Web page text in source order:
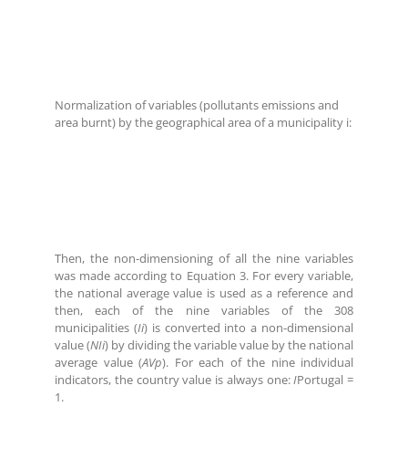
Normalization of variables (pollutants emissions and
area burnt) by the geographical area of a municipality i:
Then, the non-dimensioning of all the nine variables
was made according to Equation 3. For every variable,
the national average value is used as a reference and
then, each of the nine variables of the 308
municipalities (Ii) is converted into a non-dimensional
value (NIi) by dividing the variable value by the national
average value (AVp). For each of the nine individual
indicators, the country value is always one:IPortugal =
1.